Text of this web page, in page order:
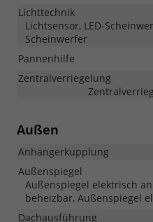
Lichttechnik
Lichtsensor, LED-
Scheinwerfer
Pannenhilfe
Zentralverriegelung
Außen
Anhängerkupplung
Außenspiegel
Außenspiegel elektrisch
beheizbar, Außenspiegel
Dachausführung